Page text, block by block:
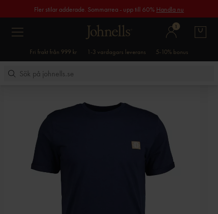
Fler stilar adderade. Sommarrea - upp till 60% Handla nu
1
Fri frakt från 999 kr 1-3 vardagars leverans 5-10% bonus